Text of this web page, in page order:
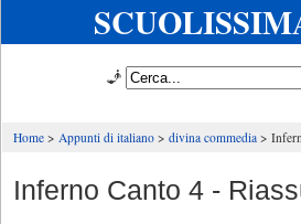
🧞
Home Appunti di italiano divina commedia
Inferno Canto 4 -